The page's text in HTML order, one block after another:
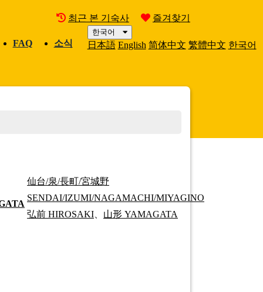
최근 본 기숙사 즐겨찾기
FAQ 소식
한국어
日本語 English 简体中文 繁體中文 한국어
仙台/泉/長町/宮城野
SENDAI/IZUMI/NAGAMACHI/MIYAGINO
弘前 HIROSAKI 山形 YAMAGATA